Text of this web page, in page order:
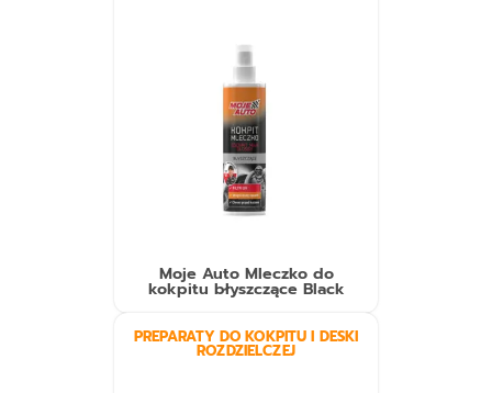
Moje Auto Mleczko do
kokpitu błyszczące Black
PREPARATY DO KOKPITU I DESKI
ROZDZIELCZEJ